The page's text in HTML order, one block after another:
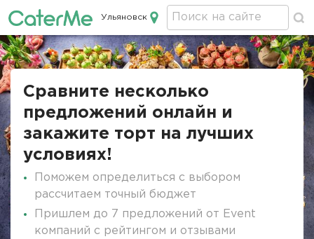
Кейтеринг в Ульяновске
Ульяновск
Строка
Сравните несколько
предложений онлайн и
закажите торт на лучших
условиях!
Поможем определиться с выбором
рассчитаем точный бюджет
Пришлем до 7 предложений от Event
компаний с рейтингом и отзывами